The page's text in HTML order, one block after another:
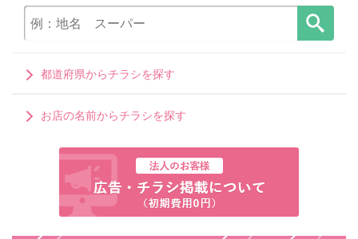
都道府県からチラシを探す
お店の名前からチラシを探す